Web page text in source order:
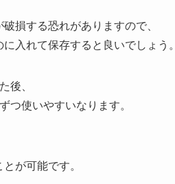
損する恐れがありますので、
入れて保存すると良いでしょう。
後、
つ使いやすいなります。
が可能です。